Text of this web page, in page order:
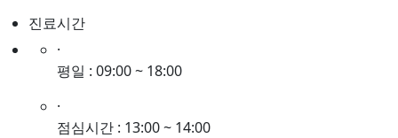
진료시간
·
평일 : 09:00 ~ 18:00
·
점심시간 : 13:00 ~ 14:00